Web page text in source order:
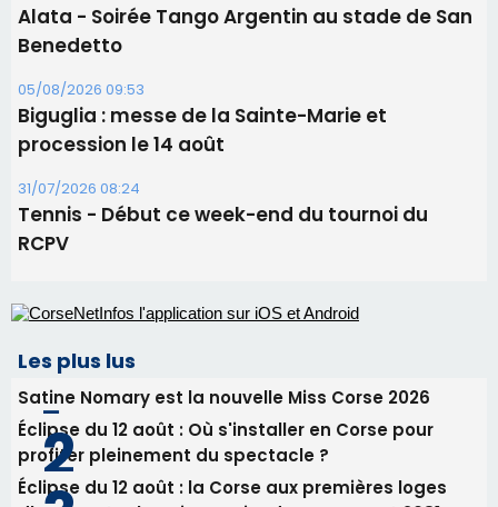
Les plus lus
Satine Nomary est la nouvelle Miss Corse 2026
profiter pleinement du spectacle ?
Éclipse du 12 août : la Corse aux premières loges
d'un spectacle qui ne reviendra pas avant 2081
consommation en recul dans les restaurants
face à une nouvelle escroquerie au faux vendeur de
vin
Newsletter